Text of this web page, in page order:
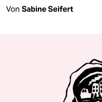
Von Sabine Seifert